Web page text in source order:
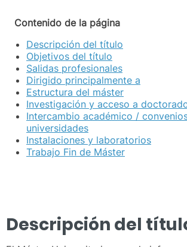
Contenido de la página
Descripción del título
Objetivos del título
Salidas profesionales
Dirigido principalmente a
Estructura del máster
Investigación y acceso a
Intercambio académico /
universidades
Instalaciones y laboratorios
Trabajo Fin de Máster
Descripción del